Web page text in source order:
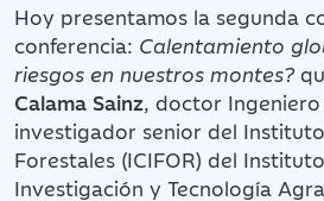
Hoy presentamos la segunda
conferencia: Calentamiento
riesgos en nuestros montes?
Calama Sainz, doctor
investigador senior del
Forestales (ICIFOR) del
Investigación y Tecnología